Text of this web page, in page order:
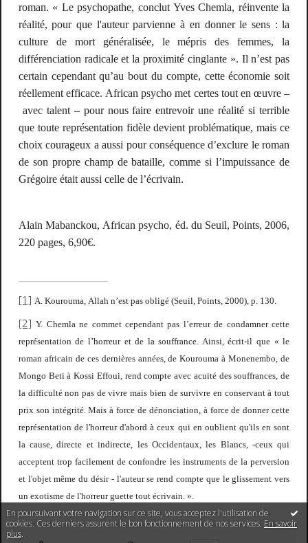
En poursuivant votre navigation sur ce site, vous acceptez l'utilisation de
cookies. Ces derniers assurent le bon fonctionnement de nos services. En savoir
plus.
roman. « Le psychopathe, conclut Yves Chemla, réinvente la
réalité, pour que l'auteur parvienne à en donner le sens : la
culture de mort généralisée, le mépris des femmes, la
différenciation radicale et la proximité cinglante». Il n’est pas
certain cependant qu’au bout du compte, cette économie soit
réellement efficace. African psycho met certes tout en œuvre –
avec talent – pour nous faire entrevoir une réalité si terrible
que toute représentation fidèle devient problématique, mais ce
choix courageux a aussi pour conséquence d’exclure le roman
de son propre champ de bataille, comme si l’impuissance de
Grégoire était aussi celle de l’écrivain.
Alain Mabanckou, African psycho, éd. du Seuil, Points, 2006,
220 pages, 6,90€.
[1] A. Kourouma, Allah n’est pas obligé(Seuil, Points, 2000), p. 130.
[2] Y. Chemla ne commet cependant pas l’erreur de condamner cette
représentation de l’horreur et de la souffrance. Ainsi, écrit-il que «le
roman africain de ces dernières années, de Kourouma à Monenembo, de
Mongo Beti à Kossi Effoui, rend compte avec acuité des souffrances, de
la difficulté non pas de vivre mais bien de survivre en conservant à tout
prix son intégrité. Mais à force de dénonciation, à force de donner cette
représentation de l'horreur d'abord à ceux qui en oublient qu'ils en sont
la cause, directe et indirecte, les Occidentaux, les Blancs, -ceux qui
acceptent trop facilement de confondre les instruments de la perversion
et l'objet même du désir - l'auteur se rend compte que le glissement vers
un exotisme de l'horreur guette tout écrivain. ».